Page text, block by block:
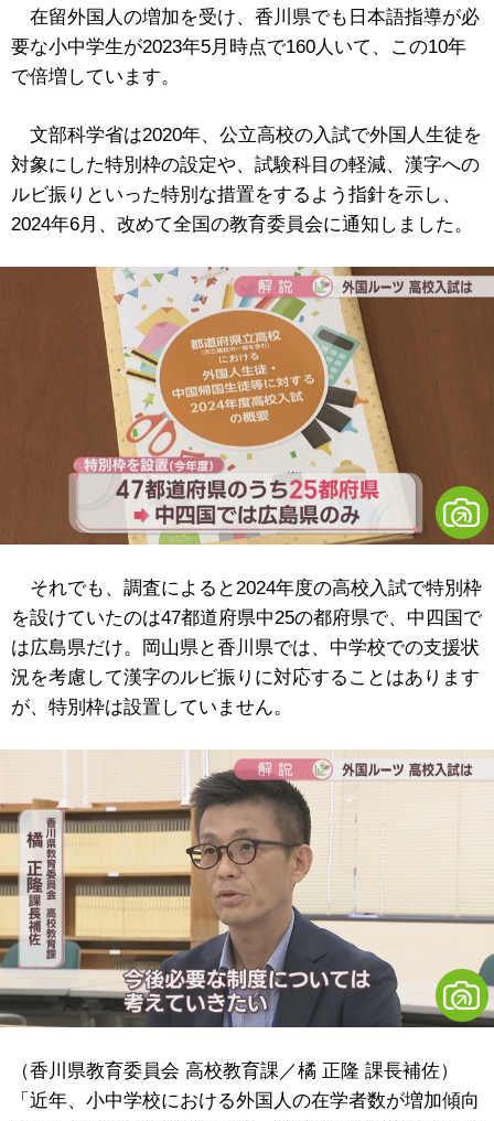
在留外国人の増加を受け、香川県でも日本語指導が必
要な小中学生が2023年5月時点で160人いて、この10年
で倍増しています。
文部科学省は2020年、公立高校の入試で外国人生徒を
対象にした特別枠の設定や、試験科目の軽減、漢字への
ルビ振りといった特別な措置をするよう指針を示し、
2024年6月、改めて全国の教育委員会に通知しました。
それでも、調査によると2024年度の高校入試で特別枠
を設けていたのは47都道府県中25の都府県で、中四国で
は広島県だけ。岡山県と香川県では、中学校での支援状
況を考慮して漢字のルビ振りに対応することはあります
が、特別枠は設置していません。
（香川県教育委員会 高校教育課／橘 正隆 課長補佐）
「近年、小中学校における外国人の在学者数が増加傾向